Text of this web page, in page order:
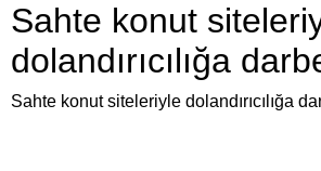
Sahte konut
dolandırıcılığa
Sahte konut siteleriyle dolandırıcılığa